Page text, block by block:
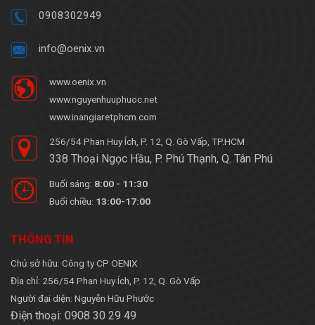
0908302949
info@oenix.vn
www.oenix.vn
www.nguyenhuuphuoc.net
www.inangiaretphcm.com
256/54 Phan Huy Ích, P. 12, Q. Gò Vấp, TP.HCM
338 Thoại Ngọc Hầu, P. Phú Thạnh, Q. Tân Phú
Buổi sáng: 8:00 - 11:30
Buổi chiều: 13:00-17:00
THÔNG TIN
Chủ sở hữu: Công ty CP OENIX
Địa chỉ: 256/54 Phan Huy Ích, P. 12, Q. Gò Vấp
Người đại diện: Nguyễn Hữu Phước
Điện thoại: 0908 30 29 49